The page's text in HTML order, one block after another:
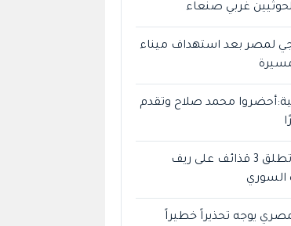
غربي صنعاء
لمصر بعد استهداف ميناء
محمد صلاح وتقدم
إسرائيل تطلق 3 قذائف على ريف
السوري
يوجه تحذيراً خطيراً